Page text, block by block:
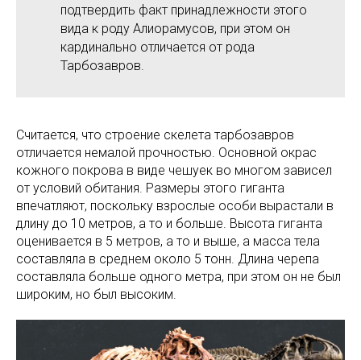
подтвердить факт принадлежности этого
вида к роду Алиорамусов, при этом он
кардинально отличается от рода
Тарбозавров.
Считается, что строение скелета тарбозавров
отличается немалой прочностью. Основной окрас
кожного покрова в виде чешуек во многом зависел
от условий обитания. Размеры этого гиганта
впечатляют, поскольку взрослые особи вырастали в
длину до 10 метров, а то и больше. Высота гиганта
оценивается в 5 метров, а то и выше, а масса тела
составляла в среднем около 5 тонн. Длина черепа
составляла больше одного метра, при этом он не был
широким, но был высоким.